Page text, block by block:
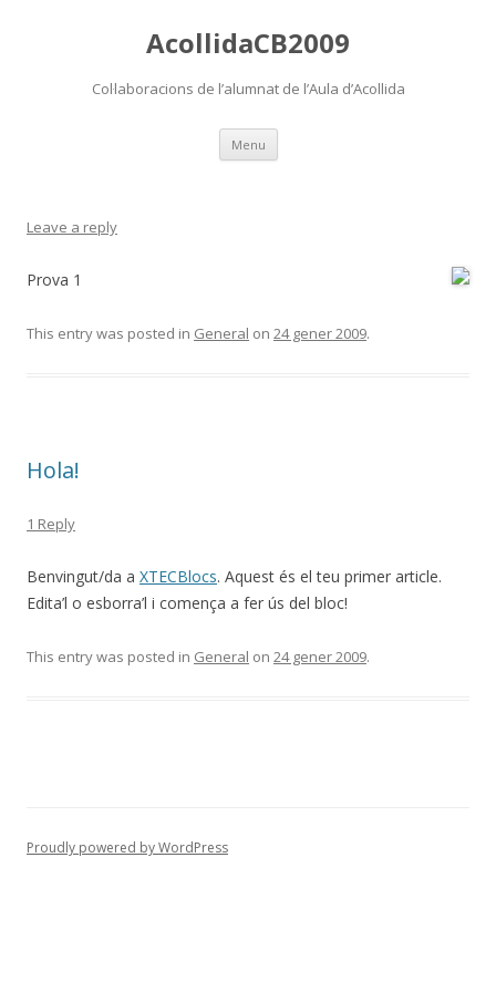
AcollidaCB2009
Col·laboracions de l’alumnat de l’Aula d’Acollida
Menu Skip
content
Leave a reply
Prova 1
This entry was posted in General on 24 gener 2009.
Hola!
1 Reply
Benvingut/da a XTECBlocs. Aquest és el teu primer article.
Edita’l o esborra’l i comença a fer ús del bloc!
This entry was posted in General on 24 gener 2009.
Proudly powered by WordPress